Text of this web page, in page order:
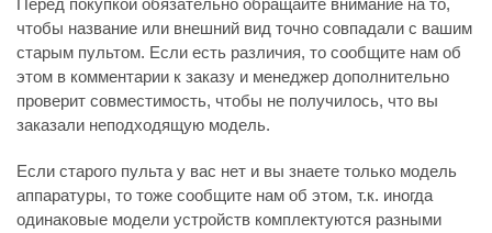
Перед покупкой обязательно обращайте внимание на то,
чтобы название или внешний вид точно совпадали с вашим
старым пультом. Если есть различия, то сообщите нам об
этом в комментарии к заказу и менеджер дополнительно
проверит совместимость, чтобы не получилось, что вы
заказали неподходящую модель.
Если старого пульта у вас нет и вы знаете только модель
аппаратуры, то тоже сообщите нам об этом, т.к. иногда
одинаковые модели устройств комплектуются разными